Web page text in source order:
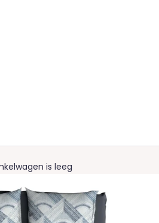
is leeg